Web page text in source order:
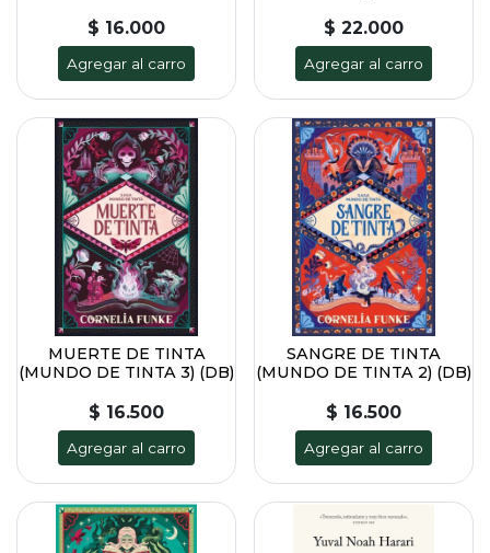
$ 16.000
Agregar al carro
$ 22.000
Agregar al carro
MUERTE DE TINTA
(MUNDO DE TINTA 3) (DB)
$ 16.500
Agregar al carro
SANGRE DE TINTA
(MUNDO DE TINTA 2) (DB)
$ 16.500
Agregar al carro